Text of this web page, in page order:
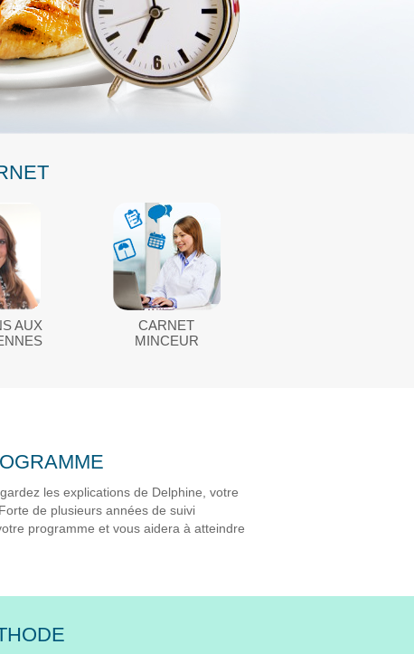
AUX
CARNET
MINCEUR
les explications de Delphine, votre
de plusieurs années de suivi
programme et vous aidera à atteindre